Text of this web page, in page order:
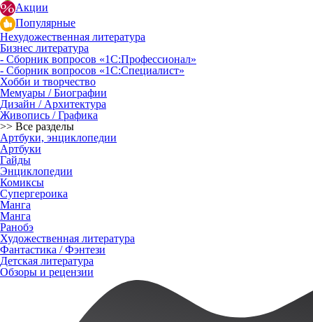
Акции
Популярные
Нехудожественная литература
Бизнес литература
- Сборник вопросов «1С:Профессионал»
- Сборник вопросов «1С:Специалист»
Хобби и творчество
Мемуары / Биографии
Дизайн / Архитектура
Живопись / Графика
>> Все разделы
Артбуки, энциклопедии
Артбуки
Гайды
Энциклопедии
Комиксы
Супергероика
Манга
Манга
Ранобэ
Художественная литература
Фантастика / Фэнтези
Детская литература
Обзоры и рецензии